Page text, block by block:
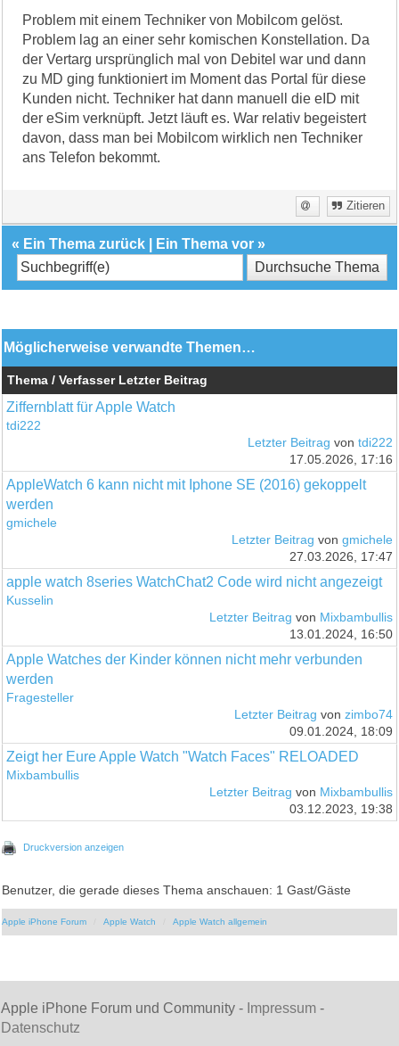
Problem mit einem Techniker von Mobilcom gelöst.
Problem lag an einer sehr komischen Konstellation. Da
der Vertarg ursprünglich mal von Debitel war und dann
zu MD ging funktioniert im Moment das Portal für diese
Kunden nicht. Techniker hat dann manuell die eID mit
der eSim verknüpft. Jetzt läuft es. War relativ begeistert
davon, dass man bei Mobilcom wirklich nen Techniker
ans Telefon bekommt.
Zitieren
« Ein Thema zurück Ein Thema vor »
Möglicherweise verwandte Themen…
Thema / Verfasser Letzter Beitrag
Ziffernblatt für Apple Watch
tdi222
Letzter Beitrag von tdi222
17.05.2026, 17:16
AppleWatch 6 kann nicht mit Iphone SE (2016) gekoppelt
werden
gmichele
Letzter Beitrag von gmichele
27.03.2026, 17:47
apple watch 8series WatchChat2 Code wird nicht angezeigt
Kusselin
Letzter Beitrag von Mixbambullis
13.01.2024, 16:50
Apple Watches der Kinder können nicht mehr verbunden
werden
Fragesteller
Letzter Beitrag von zimbo74
09.01.2024, 18:09
Zeigt her Eure Apple Watch "Watch Faces" RELOADED
Mixbambullis
Letzter Beitrag von Mixbambullis
03.12.2023, 19:38
Druckversion anzeigen
Benutzer, die gerade dieses Thema anschauen: 1 Gast/Gäste
Apple iPhone Forum Apple Watch Apple Watch allgemein
Apple iPhone Forum und Community - Impressum -
Datenschutz